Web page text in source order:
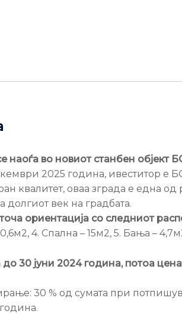
наоѓа во новиот станбен објект
2025 година, ивеститор е
квалитет, оваа зграда е една од
долгиот век на градбата.
ориентација со следниот
4. Спална – 15м2, 5. Бања –
30 јуни 2024 година, потоа
30 % од сумата при